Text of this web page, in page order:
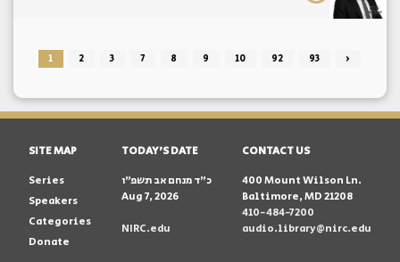
1 2 3 7 8 9 10 92 93 ›
SITE MAP
Series
Speakers
Categories
Donate
TODAY'S DATE
כ״ד מנחם אב תשפ״ו
Aug 7, 2026
NIRC.edu
CONTACT US
400 Mount Wilson Ln.
Baltimore, MD 21208
410-484-7200
audio.library@nirc.edu